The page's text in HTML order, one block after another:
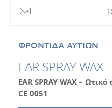
ΦΡΟΝΤΙΔΑ ΑΥΤΙΩΝ
EAR SPRAY
EAR SPRAY WAX – Ωτικό
CE 0051